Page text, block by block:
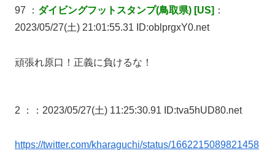
97 ： ダイビングフットスタンプ(鳥取県) [US] ：
2023/05/27(土) 21:01:55.31 ID:oblprgxY0.net
頑張れ原口！正義に負けるな！
2 ： ：2023/05/27(土) 11:25:30.91 ID:tva5hUD80.net
https://twitter.com/kharaguchi/status/1662215089821458